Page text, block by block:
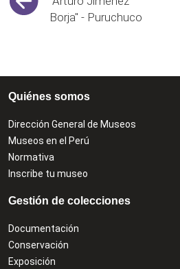
Borja" - Puruchuco
Quiénes somos
Dirección General de Museos
Museos en el Perú
Normativa
Inscribe tu museo
Gestión de colecciones
Documentación
Conservación
Exposición